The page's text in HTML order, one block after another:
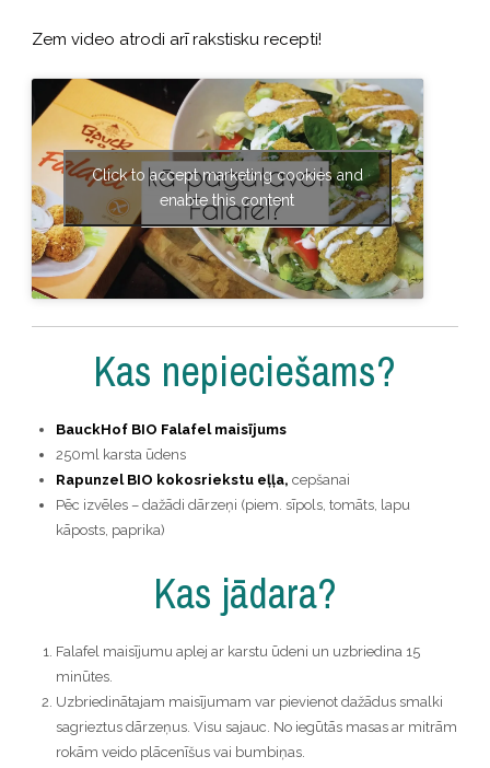
Zem video atrodi arī rakstisku recepti!
Click to accept marketing cookies and
enable this content
Kas nepieciešams?
BauckHof BIO Falafel maisījums
250ml karsta ūdens
Rapunzel BIO kokosriekstu eļļa, cepšanai
Pēc izvēles – dažādi dārzeņi (piem. sīpols, tomāts, lapu
kāposts, paprika)
Kas jādara?
Falafel maisījumu aplej ar karstu ūdeni un uzbriedina 15
minūtes.
Uzbriedinātajam maisījumam var pievienot dažādus smalki
sagrieztus dārzeņus. Visu sajauc. No iegūtās masas ar mitrām
rokām veido plācenīšus vai bumbiņas.